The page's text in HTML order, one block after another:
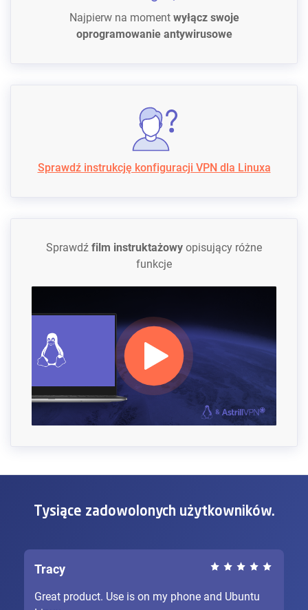
Najpierw na moment wyłącz swoje
oprogramowanie antywirusowe
Sprawdź instrukcję konfiguracji VPN dla Linuxa
Sprawdź film instruktażowy opisujący różne
funkcje
Tysiące zadowolonych użytkowników.
Tracy
Great product. Use is on my phone and Ubuntu